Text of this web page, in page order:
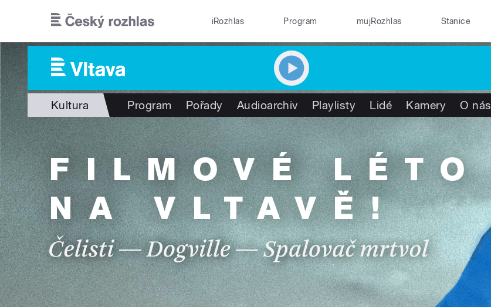
iRozhlas Program mujRozhlas Stanice
Kultura Program Pořady Audioarchiv Playlisty Lidé Kamery O nás